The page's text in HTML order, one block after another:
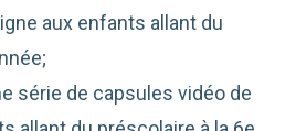
aux enfants allant du
série de capsules vidéo de